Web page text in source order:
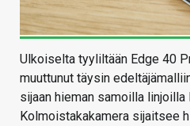
Ulkoiselta tyyliltään Edge 40
muuttunut täysin
sijaan hieman samoilla linjoilla
Kolmoistakakamera sijaitsee